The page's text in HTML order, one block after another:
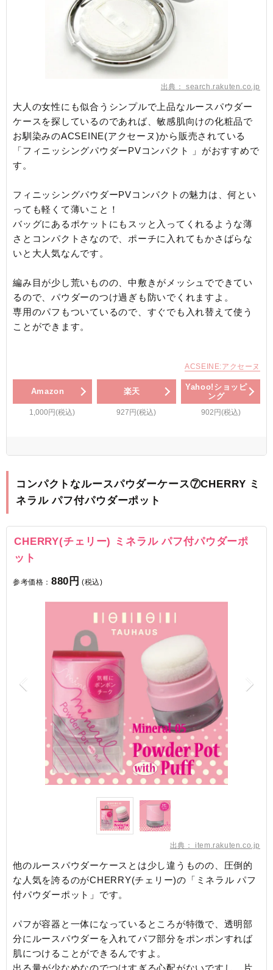
出典： search.rakuten.co.jp
大人の女性にも似合うシンプルで上品なルースパウダー
ケースを探しているのであれば、敏感肌向けの化粧品で
お馴染みのACSEINE(アクセーヌ)から販売されている
「フィニッシングパウダーPVコンパクト 」がおすすめで
す。
フィニッシングパウダーPVコンパクトの魅力は、何とい
っても軽くて薄いこと！
バッグにあるポケットにもスッと入ってくれるような薄
さとコンパクトさなので、ポーチに入れてもかさばらな
いと大人気なんです。
編み目が少し荒いものの、中敷きがメッシュでできてい
るので、パウダーのつけ過ぎも防いでくれますよ。
専用のパフもついているので、すぐでも入れ替えて使う
ことができます。
ACSEINE:アクセーヌ
Amazon
1,000円(税込)
楽天
927円(税込)
Yahoo!ショッピ
ング
902円(税込)
コンパクトなルースパウダーケース⑦CHERRY ミ
ネラル パフ付パウダーポット
CHERRY(チェリー) ミネラル パフ付パウダーポ
ット
参考価格： 880円 (税込)
出典：item.rakuten.co.jp
他のルースパウダーケースとは少し違うものの、圧倒的
な人気を誇るのがCHERRY(チェリー)の「ミネラル パフ
付パウダーポット」です。
パフが容器と一体になっているところが特徴で、透明部
分にルースパウダーを入れてパフ部分をポンポンすれば
肌につけることができるんですよ。
出る量が少なめなのでつけすぎる心配がないですし、片